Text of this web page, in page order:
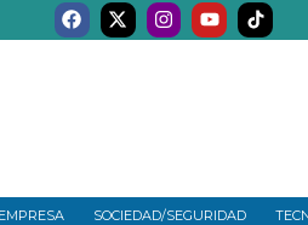
SOCIEDAD/SEGURIDAD